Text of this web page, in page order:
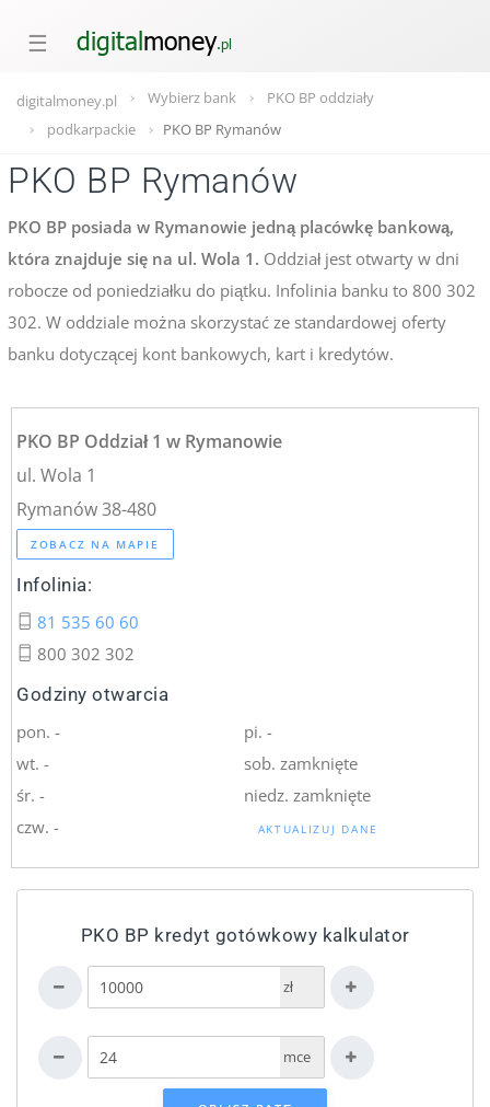
☰
digitalmoney.pl Wybierz bank
PKO BP oddziały
podkarpackie
PKO BP Rymanów
PKO BP Rymanów
PKO BP posiada w Rymanowie jedną placówkę bankową,
która znajduje się na ul. Wola 1. Oddział jest otwarty w dni
robocze od poniedziałku do piątku. Infolinia banku to 800 302
302. W oddziale można skorzystać ze standardowej oferty
banku dotyczącej kont bankowych, kart i kredytów.
PKO BP Oddział 1 w Rymanowie
ul. Wola 1
Rymanów 38-480
ZOBACZ NA MAPIE
Infolinia:
81 535 60 60
800 302 302
Godziny otwarcia
pon. -
wt. -
śr. -
czw. -
pi. -
sob. zamknięte
niedz. zamknięte
AKTUALIZUJ DANE
PKO BP kredyt gotówkowy kalkulator
zł
mce